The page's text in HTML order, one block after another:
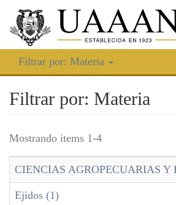
Filtrar por: Materia
Filtrar por: Materia
Mostrando items 1-4
CIENCIAS AGROPECUARIAS
Ejidos (1)